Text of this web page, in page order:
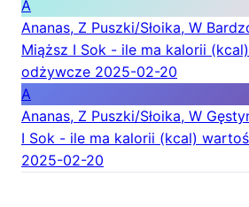
A
Ananas, Z Puszki/Słoika, W
Miąższ I Sok - ile ma kalorii
odżywcze 2025-02-20
A
Ananas, Z Puszki/Słoika, W
I Sok - ile ma kalorii (kcal)
2025-02-20